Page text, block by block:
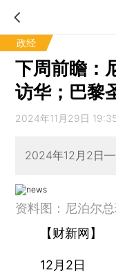
政经
下周前瞻：
访华；巴黎
2024年11月29日
2024年12月2日
资料图：尼泊尔
【财新网】
12月2日